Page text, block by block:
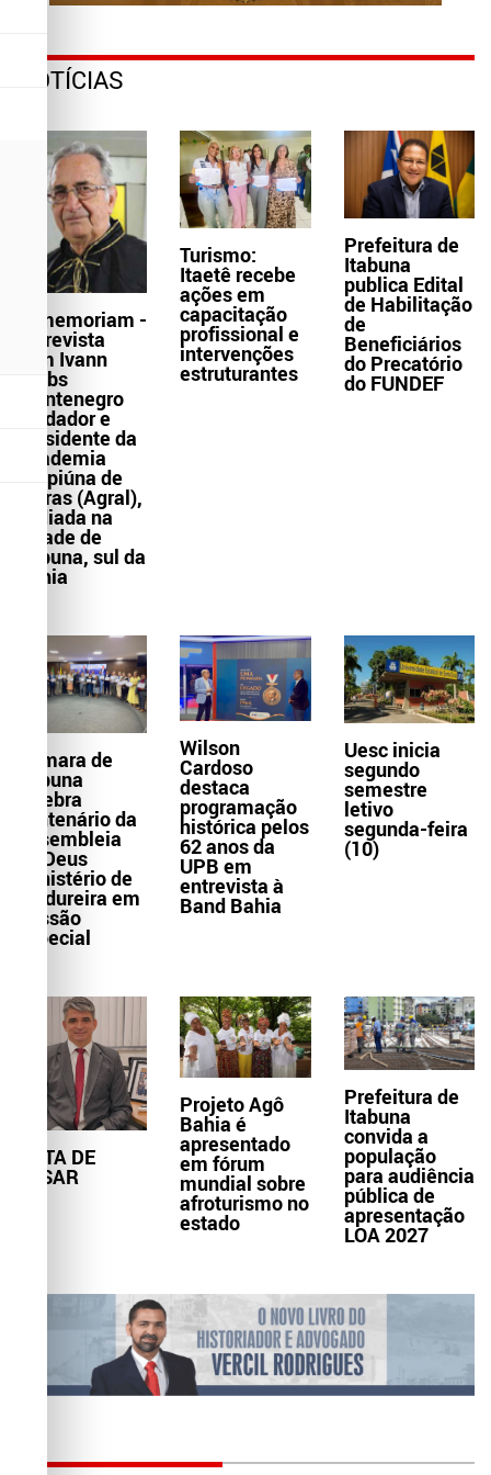
NOTÍCIAS
In memoriam -
Entrevista
com Ivann
Krebs
Montenegro
fundador e
presidente da
Academia
Grapiúna de
Letras (Agral),
sediada na
cidade de
Itabuna, sul da
Bahia
Turismo:
Itaetê recebe
ações em
capacitação
profissional e
intervenções
estruturantes
Prefeitura de
Itabuna
publica Edital
de Habilitação
de
Beneficiários
do Precatório
do FUNDEF
Câmara de
Itabuna
celebra
centenário da
Assembleia
de Deus
Ministério de
Madureira em
Sessão
Especial
Wilson
Cardoso
destaca
programação
histórica pelos
62 anos da
UPB em
entrevista à
Band Bahia
Uesc inicia
segundo
semestre
letivo
segunda-feira
(10)
NOTA DE
PESAR
Projeto Agô
Bahia é
apresentado
em fórum
mundial sobre
afroturismo no
estado
Prefeitura de
Itabuna
convida a
população
para audiência
pública de
apresentação
LOA 2027